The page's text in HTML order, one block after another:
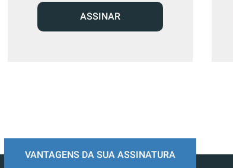
ASSINAR
VANTAGENS DA SUA ASSINATURA